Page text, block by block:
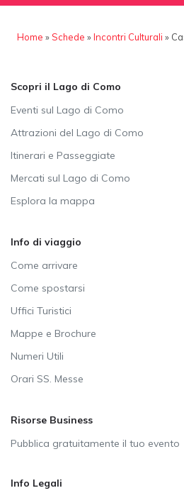
Home »Schede »Incontri Culturali »
Scopri il Lago di Como
Eventi sul Lago di Como
Attrazioni del Lago di Como
Itinerari e Passeggiate
Mercati sul Lago di Como
Esplora la mappa
Info di viaggio
Come arrivare
Come spostarsi
Uffici Turistici
Mappe e Brochure
Numeri Utili
Orari SS. Messe
Risorse Business
Pubblica gratuitamente il tuo evento
Info Legali